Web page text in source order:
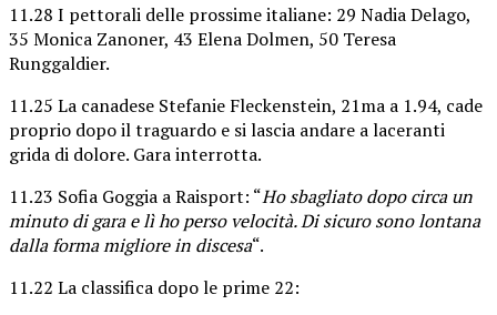
11.28 I pettorali delle prossime italiane: 29 Nadia Delago,
35 Monica Zanoner, 43 Elena Dolmen, 50 Teresa
Runggaldier.
11.25 La canadese Stefanie Fleckenstein, 21ma a 1.94, cade
proprio dopo il traguardo e si lascia andare a laceranti
grida di dolore. Gara interrotta.
11.23 Sofia Goggia a Raisport: “Ho sbagliato dopo circa un
minuto di gara e lì ho perso velocità. Di sicuro sono lontana
dalla forma migliore in discesa“.
11.22 La classifica dopo le prime 22: